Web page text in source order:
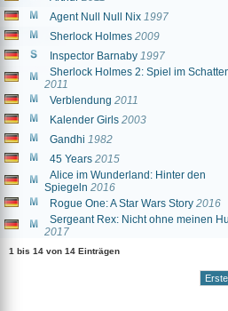
Agent Null Null Nix 1997
Sherlock Holmes 2009
Inspector Barnaby 1997
Sherlock Holmes 2: Spiel im
2011
Verblendung 2011
Kalender Girls 2003
Gandhi 1982
45 Years 2015
Alice im Wunderland: Hinter den
Spiegeln 2016
Rogue One: A Star Wars Story 2016
Sergeant Rex: Nicht ohne meinen
2017
1 bis 14 von 14 Einträgen